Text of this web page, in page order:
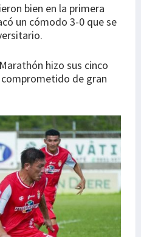
bien en la primera
un cómodo 3-0 que se
hizo sus cinco
de gran